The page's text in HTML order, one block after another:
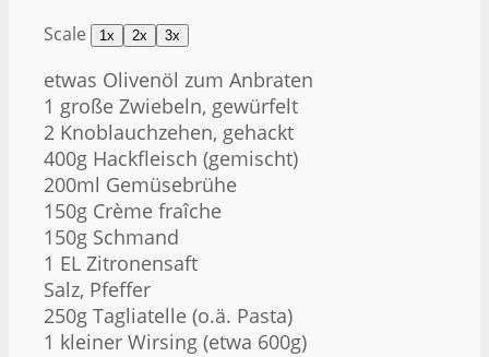
Scale 1x 2x 3x
etwas Olivenöl zum Anbraten
1 große Zwiebeln, gewürfelt
2 Knoblauchzehen, gehackt
400g Hackfleisch (gemischt)
200ml Gemüsebrühe
150g Crème fraîche
150g Schmand
1 EL Zitronensaft
Salz, Pfeffer
250g Tagliatelle (o.ä. Pasta)
1 kleiner Wirsing (etwa 600g)